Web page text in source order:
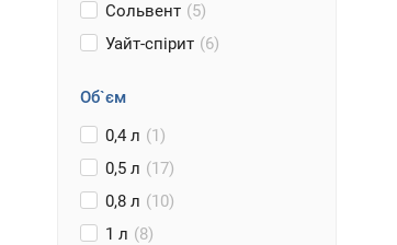
Сольвент (5)
Уайт-спірит (6)
Об`єм
0,4 л (1)
0,5 л (17)
0,8 л (10)
1 л (8)